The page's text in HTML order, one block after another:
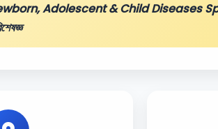
Adolescent & Child Diseases